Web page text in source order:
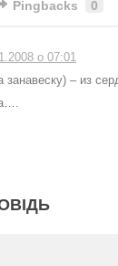
Pingbacks 0
о 07:01
занавеску) – из